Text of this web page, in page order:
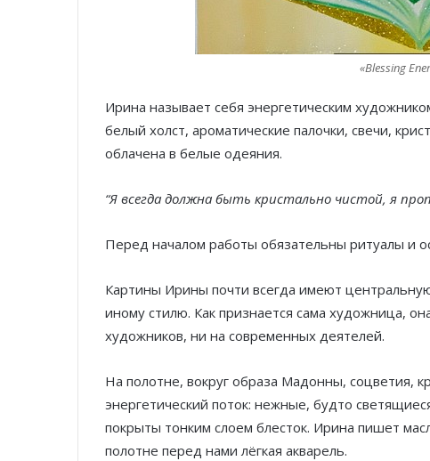
«Blessing
Ирина называет себя энергетическим
белый холст, ароматические палочки, свечи,
облачена в белые одеяния.
“Я всегда должна быть кристально чистой, я
Перед началом работы обязательны ритуалы и
Картины Ирины почти всегда имеют
иному стилю. Как признается сама художница,
художников, ни на современных деятелей.
На полотне, вокруг образа Мадонны, соцветия,
энергетический поток: нежные, будто
покрыты тонким слоем блесток. Ирина пишет
полотне перед нами лёгкая акварель.